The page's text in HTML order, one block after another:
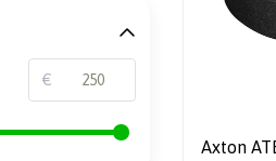
Axton
€